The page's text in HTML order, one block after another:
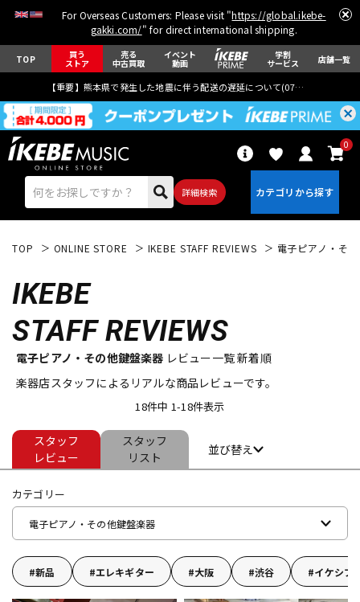
For Overseas Customers: Please visit "https://global.ikebe-
gakki.com/" for direct international shipping.
TOP 買う
ストア
売る
中古買取
イベント
動画
学割
サービス 店舗一覧
【重要】熊本県で発生した地震に伴う配送の遅延について(07月29日
詳細検索
0
エレキギター
ベース ウクレレ
ドラム パーカッション
管楽器 その他楽器
TOP ONLINE STORE IKEBE STAFF REVIEWS 電子ピアノ・そ
IKEBE
STAFF REVIEWS
電子ピアノ・その他鍵盤楽器 レビュー一覧 新着順
楽器店スタッフによるリアルな商品レビューです。
18件中 1-18件表示
スタッフ
レビュー
スタッフ
リスト
並び替え
カテゴリー
電子ピアノ・その他鍵盤楽器
新品 エレキギター 大阪 渋谷 イケシブ